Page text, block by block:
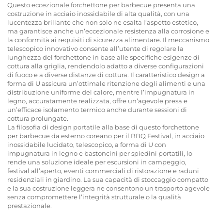
Questo eccezionale forchettone per barbecue presenta una
costruzione in acciaio inossidabile di alta qualità, con una
lucentezza brillante che non solo ne esalta l’aspetto estetico,
ma garantisce anche un’eccezionale resistenza alla corrosione e
la conformità ai requisiti di sicurezza alimentare. Il meccanismo
telescopico innovativo consente all’utente di regolare la
lunghezza del forchettone in base alle specifiche esigenze di
cottura alla griglia, rendendolo adatto a diverse configurazioni
di fuoco e a diverse distanze di cottura. Il caratteristico design a
forma di U assicura un’ottimale ritenzione degli alimenti e una
distribuzione uniforme del calore, mentre l’impugnatura in
legno, accuratamente realizzata, offre un’agevole presa e
un’efficace isolamento termico anche durante sessioni di
cottura prolungate.
La filosofia di design portatile alla base di questo forchettone
per barbecue da esterno coreano per il BBQ Festival, in acciaio
inossidabile lucidato, telescopico, a forma di U con
impugnatura in legno e bastoncini per spiedini portatili, lo
rende una soluzione ideale per escursioni in campeggio,
festival all’aperto, eventi commerciali di ristorazione e raduni
residenziali in giardino. La sua capacità di stoccaggio compatto
e la sua costruzione leggera ne consentono un trasporto agevole
senza compromettere l’integrità strutturale o la qualità
prestazionale.